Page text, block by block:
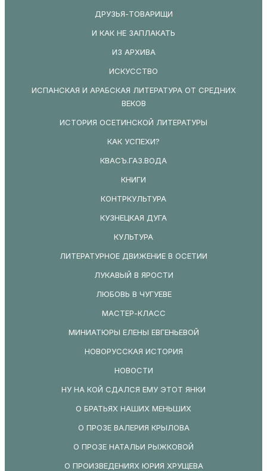
ДРУЗЬЯ-ТОВАРИЩИ
И КАК НЕ ЗАПЛАКАТЬ
ИЗ АРХИВА
ИСКУССТВО
ИСПАНСКАЯ И АРАБСКАЯ ЛИТЕРАТУРА ОТ СРЕДНИХ
ВЕКОВ
ИСТОРИЯ ОСЕТИНСКОЙ ЛИТЕРАТУРЫ
КАК УСПЕХИ?
КВАСЪ.ГАЗ.ВОДА
КНИГИ
КОНТРКУЛЬТУРА
КУЗНЕЦКАЯ ДУГА
КУЛЬТУРА
ЛИТЕРАТУРНОЕ ДВИЖЕНИЕ В ОСЕТИИ
ЛУКАВЫЙ В ЯРОСТИ
ЛЮБОВЬ В ЧУГУЕВЕ
МАСТЕР-КЛАСС
МИНИАТЮРЫ ЕЛЕНЫ ЕВГЕНЬЕВОЙ
НОВОРУССКАЯ ИСТОРИЯ
НОВОСТИ
НУ НА КОЙ СДАЛСЯ ЕМУ ЭТОТ ЯНКИ
О БРАТЬЯХ НАШИХ МЕНЬШИХ
О ПРОЗЕ ВАЛЕРИЯ КРЫЛОВА
О ПРОЗЕ НАТАЛЬИ РЫЖКОВОЙ
О ПРОИЗВЕДЕНИЯХ ЮРИЯ ХРУЩЕВА